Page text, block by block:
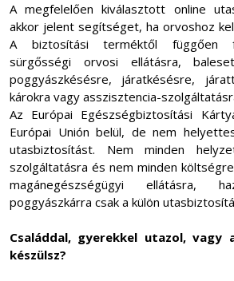
A megfelelően kiválasztott online
akkor jelent segítséget, ha orvoshoz
A biztosítási terméktől függően
sürgősségi orvosi ellátásra,
poggyászkésésre, járatkésésre,
károkra vagy asszisztencia-
Az Európai Egészségbiztosítási
Európai Unión belül, de nem
utasbiztosítást. Nem minden
szolgáltatásra és nem minden
magánegészségügyi ellátásra,
poggyászkárra csak a külön
Családdal, gyerekkel utazol, vagy
készülsz?